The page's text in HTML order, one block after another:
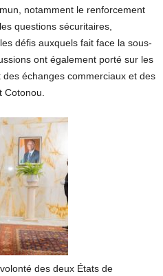
notamment le renforcement
questions sécuritaires,
défis auxquels fait face la sous-
ont également porté sur les
échanges commerciaux et des
Cotonou.
des deux États de